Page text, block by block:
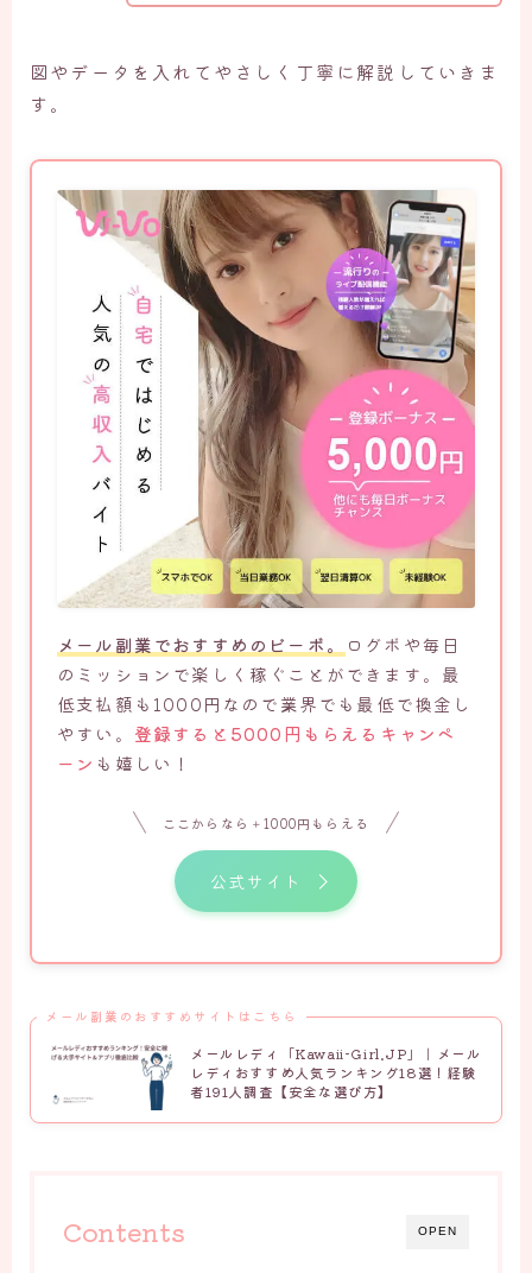
図やデータを入れてやさしく丁寧に解説していきま
す。
メール副業でおすすめのビーボ。
ログボや毎日
のミッションで楽しく稼ぐことができます。最
低支払額も1000円なので業界でも最低で換金し
やすい。 登録すると5000円もらえるキャンペ
ーン も嬉しい！
ここからなら＋1000円もらえる
公式サイト
メール副業のおすすめサイトはこちら
メールレディ「Kawaii-Girl.JP」｜メール
レディおすすめ人気ランキング18選！経験
者191人調査【安全な選び方】
OPEN
Contents